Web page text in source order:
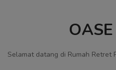
Selamat datang di Rumah Retret